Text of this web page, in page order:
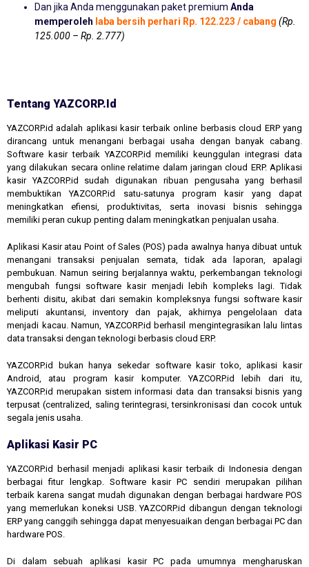
Dan jika Anda menggunakan paket premium Anda
memperoleh laba bersih perhari Rp. 122.223 / cabang (Rp.
125.000 – Rp. 2.777)
Tentang YAZCORP.id
YAZCORP.id adalah aplikasi kasir terbaik online berbasis cloud ERP yang
dirancang untuk menangani berbagai usaha dengan banyak cabang.
Software kasir terbaik YAZCORP.id memiliki keunggulan integrasi data
yang dilakukan secara online relatime dalam jaringan cloud ERP. Aplikasi
kasir YAZCORP.id sudah digunakan ribuan pengusaha yang berhasil
membuktikan YAZCORP.id satu-satunya program kasir yang dapat
meningkatkan efiensi, produktivitas, serta inovasi bisnis sehingga
memiliki peran cukup penting dalam meningkatkan penjualan usaha.
Aplikasi Kasir atau Point of Sales (POS) pada awalnya hanya dibuat untuk
menangani transaksi penjualan semata, tidak ada laporan, apalagi
pembukuan. Namun seiring berjalannya waktu, perkembangan teknologi
mengubah fungsi software kasir menjadi lebih kompleks lagi. Tidak
berhenti disitu, akibat dari semakin kompleksnya fungsi software kasir
meliputi akuntansi, inventory dan pajak, akhirnya pengelolaan data
menjadi kacau. Namun, YAZCORP.id berhasil mengintegrasikan lalu lintas
data transaksi dengan teknologi berbasis cloud ERP.
YAZCORP.id bukan hanya sekedar software kasir toko, aplikasi kasir
Android, atau program kasir komputer. YAZCORP.id lebih dari itu,
YAZCORP.id merupakan sistem informasi data dan transaksi bisnis yang
terpusat (centralized, saling terintegrasi, tersinkronisasi dan cocok untuk
segala jenis usaha.
Aplikasi Kasir PC
YAZCORP.id berhasil menjadi aplikasi kasir terbaik di Indonesia dengan
berbagai fitur lengkap. Software kasir PC sendiri merupakan pilihan
terbaik karena sangat mudah digunakan dengan berbagai hardware POS
yang memerlukan koneksi USB. YAZCORP.id dibangun dengan teknologi
ERP yang canggih sehingga dapat menyesuaikan dengan berbagai PC dan
hardware POS.
Di dalam sebuah aplikasi kasir PC pada umumnya mengharuskan